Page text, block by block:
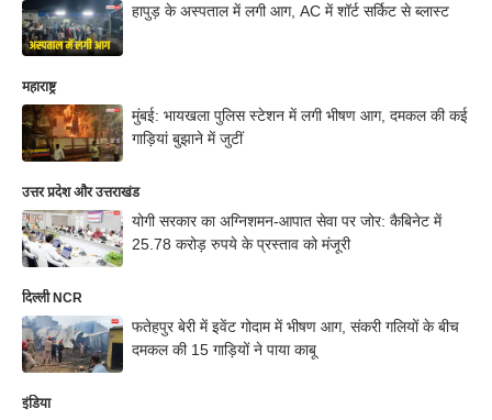
हापुड़ के अस्पताल में लगी आग, AC में शॉर्ट सर्किट से ब्लास्ट
महाराष्ट्र
मुंबई: भायखला पुलिस स्टेशन में लगी भीषण आग, दमकल की कई
गाड़ियां बुझाने में जुटीं
उत्तर प्रदेश और उत्तराखंड
योगी सरकार का अग्निशमन-आपात सेवा पर जोर: कैबिनेट में
25.78 करोड़ रुपये के प्रस्ताव को मंजूरी
दिल्ली NCR
फतेहपुर बेरी में इवेंट गोदाम में भीषण आग, संकरी गलियों के बीच
दमकल की 15 गाड़ियों ने पाया काबू
इंडिया